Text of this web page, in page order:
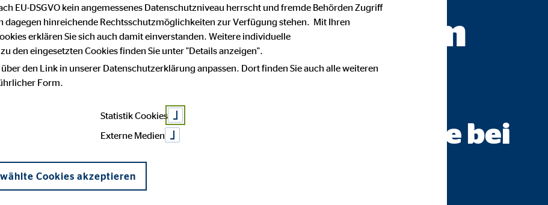
Herbert Hördt — Ulm
Fachchinesisch werden Sie bei
mir nicht hören.
EU-DSGVO kein angemessenes Datenschutzniveau herrscht und fremde Behörden Zugriff
dagegen hinreichende Rechtsschutzmöglichkeiten zur Verfügung stehen. Mit Ihren
erklären Sie sich auch damit einverstanden. Weitere individuelle
den eingesetzten Cookies finden Sie unter "Details anzeigen".
den Link in unserer Datenschutzerklärung anpassen. Dort finden Sie auch alle weiteren
Form.
Statistik Cookies
Externe Medien
Cookies akzeptieren